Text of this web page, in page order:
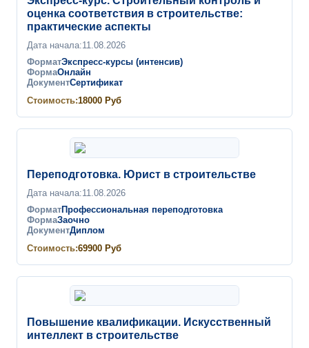
оценка соответствия в строительстве:
практические аспекты
Дата начала:11.08.2026
ФорматЭкспресс-курсы (интенсив)
ФормаОнлайн
ДокументСертификат
Стоимость:18000 Руб
Переподготовка. Юрист в строительстве
Дата начала:11.08.2026
ФорматПрофессиональная переподготовка
ФормаЗаочно
ДокументДиплом
Стоимость:69900 Руб
Повышение квалификации. Искусственный
интеллект в строительстве